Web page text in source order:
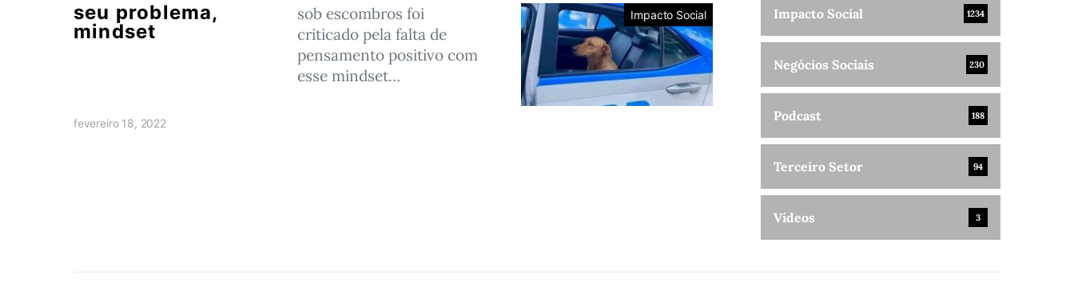
Impacto Social
seu problema,
mindset
sob escombros foi
criticado pela falta de
pensamento positivo com
esse mindset…
fevereiro 18, 2022
Impacto Social 1234
Negócios Sociais 230
Podcast 188
Terceiro Setor 94
Vídeos 3